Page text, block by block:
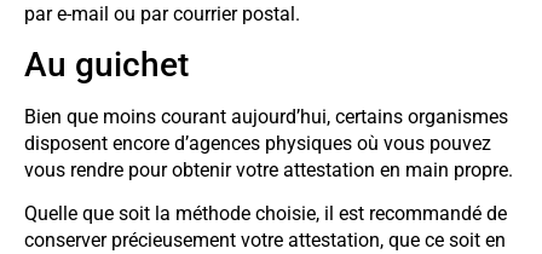
par e-mail ou par courrier postal.
Au guichet
Bien que moins courant aujourd’hui, certains organismes
disposent encore d’agences physiques où vous pouvez
vous rendre pour obtenir votre attestation en main propre.
Quelle que soit la méthode choisie, il est recommandé de
conserver précieusement votre attestation, que ce soit en